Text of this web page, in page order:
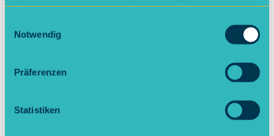
Natürlich kannst du deine Entscheidung jederzeit
Notwendig
Präferenzen
Statistiken
Eiskristalle.
noch gut portionierbar ist, aus dem
lassen und servieren.